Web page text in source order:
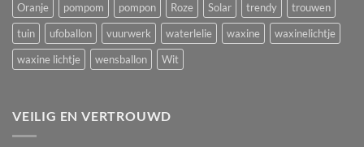
Oranje
pompom pompon Roze Solar trendy
trouwen
tuin
ufoballon vuurwerk waterlelie waxine
waxinelichtje
waxine lichtje
wensballon Wit
VEILIG EN VERTROUWD